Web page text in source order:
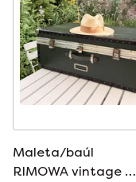
Maleta/baúl
RIMOWA vintage de